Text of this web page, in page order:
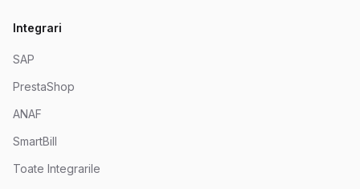
Integrari
SAP
PrestaShop
ANAF
SmartBill
Toate Integrarile